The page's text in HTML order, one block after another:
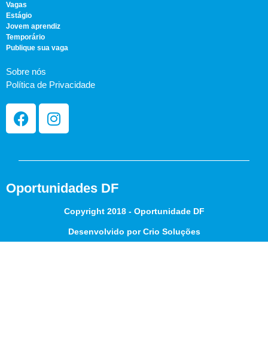
Vagas
Estágio
Jovem aprendiz
Temporário
Publique sua vaga
Sobre nós
Política de Privacidade
Oportunidades DF
Copyright 2018 - Oportunidade DF
Desenvolvido por Crio Soluções